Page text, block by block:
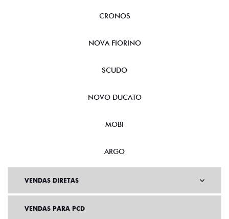
CRONOS
NOVA FIORINO
SCUDO
NOVO DUCATO
MOBI
ARGO
VENDAS DIRETAS
VENDAS PARA PCD